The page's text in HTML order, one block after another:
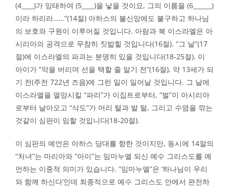
(4____)가 잉태하여 (5____)을 낳을 것이요, 그의 이름을 (6______)
이라 하리라……”(14절) 아하스의 불신앙에도 불구하고 하나님
의 보호와 구원이 이루어질 것입니다. 아람과 북 이스라엘은 아
시리아의 공격으로 무참히 짓밟힐 것입니다(16절). “그 날”(17
절)에 이스라엘의 파괴는 분명히 있을 것입니다(18-25절). 이
아이가 “악을 버리며 선을 택할 줄 알기 전”(16절), 약 13세가 되
기 전(주전 722년 즈음)에 그런 일이 일어날 것입니다. 그 날에
이스라엘을 멸망시킬 “파리”가 이집트로부터, “벌”이 아시리아
로부터 날아오고 “삭도”가 머리 털과 발 털, 그리고 수염을 깎는
것같이 심판이 임할 것입니다(18-20절).
이 심판의 예언은 아하스 당대를 향한 것이지만, 동시에 14절의
“처녀”는 마리아와 “아이”는 임마누엘 되신 예수 그리스도를 예
언하는 이중적 의미가 있습니다. “임마누엘”은 ‘하나님이 우리
와 함께 하신다’인데 최종적으로 예수 그리스도 안에서 완전하